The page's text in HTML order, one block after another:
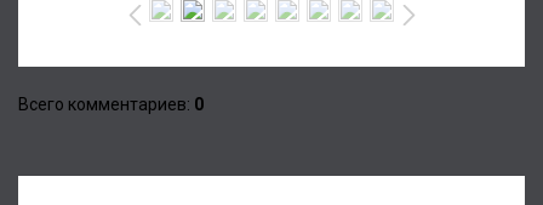
Всего комментариев: 0